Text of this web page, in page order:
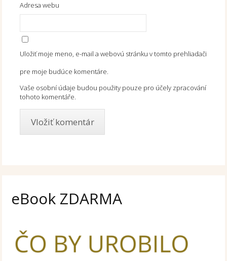
Adresa webu
Uložiť moje meno, e-mail a webovú stránku v tomto prehliadači
pre moje budúce komentáre.
Vaše osobní údaje budou použity pouze pro účely zpracování
tohoto komentáře.
eBook ZDARMA